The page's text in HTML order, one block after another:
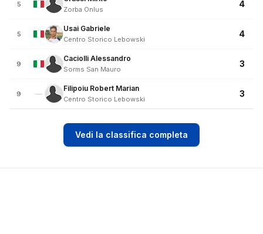
5
Zorba Onlus
4
5
Usai Gabriele
Centro Storico Lebowski
4
9
Caciolli Alessandro
Sorms San Mauro
3
9 —
Filipoiu Robert Marian
Centro Storico Lebowski
3
Vedi la classifica completa